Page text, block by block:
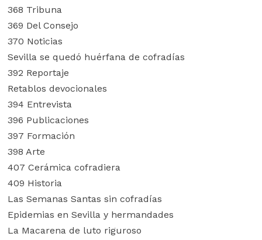
368 Tribuna
369 Del Consejo
370 Noticias
Sevilla se quedó huérfana de cofradías
392 Reportaje
Retablos devocionales
394 Entrevista
396 Publicaciones
397 Formación
398 Arte
407 Cerámica cofradiera
409 Historia
Las Semanas Santas sin cofradías
Epidemias en Sevilla y hermandades
La Macarena de luto riguroso